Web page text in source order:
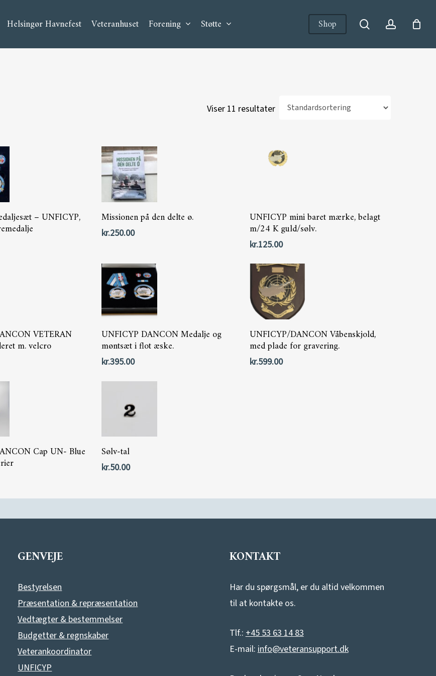
Helsingør Havnefest Veteranhuset Forening Støtte Shop searchaccount
Viser 11 resultater
Tilføj Til Kurv– UNFICYP, Tilføj Til Kurv
Missionen på den delte ø.
kr.250.00
Tilføj Til Kurv
UNFICYP mini baret mærke, belagt
m/24 K guld/sølv.
kr.125.00
Tilføj Til KurvVETERAN
m. velcro
Tilføj Til Kurv
UNFICYP DANCON Medalje og
møntsæt i flot æske.
kr.395.00
Tilføj Til Kurv
UNFICYP/DANCON Våbenskjold,
med plade for gravering.
kr.599.00
Tilføj Til KurvCap UN- Blue Sølv-tal
kr.50.00
GENVEJE
Bestyrelsen
Præsentation & repræsentation
Vedtægter & bestemmelser
Budgetter & regnskaber
Veterankoordinator
UNFICYP
KONTAKT
Har du spørgsmål, er du altid velkommen
til at kontakte os.
Tlf.: +45 53 63 14 83
E-mail: info@veteransupport.dk